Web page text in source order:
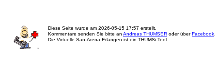
Diese Seite wurde am 2026-05-15 17:57 erstellt.
Kommentare senden Sie bitte an Andreas THUMSER oder überFacebook
Die Virtuelle San-Arena Erlangen ist ein THUMSi-Tool.